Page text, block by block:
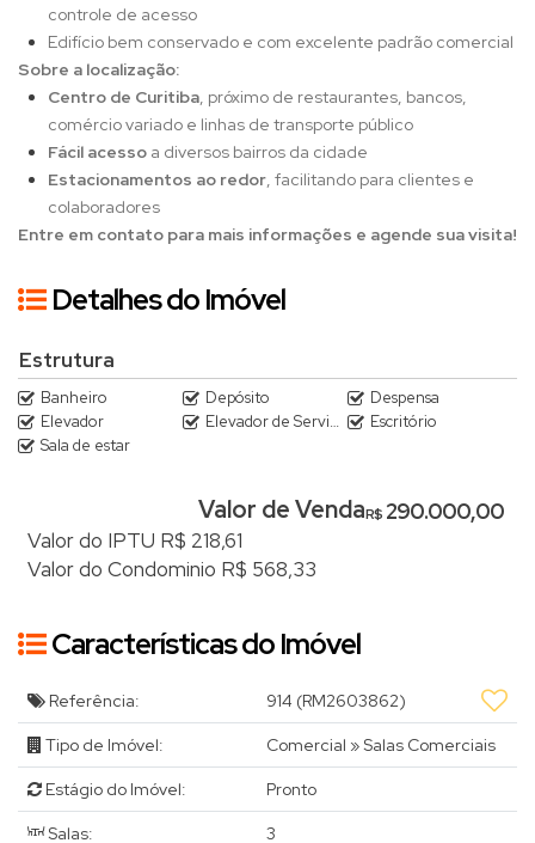
controle de acesso
Edifício bem conservado e com excelente padrão comercial
Sobre a localização:
Centro de Curitiba, próximo de restaurantes, bancos,
comércio variado e linhas de transporte público
Fácil acesso a diversos bairros da cidade
Estacionamentos ao redor, facilitando para clientes e
colaboradores
Entre em contato para mais informações e agende sua visita!
Detalhes do Imóvel
Estrutura
Banheiro Depósito
Despensa
Elevador
Elevador de Serviço
Escritório
Sala de estar
R$ 290.000,00
Valor de Venda
Valor do IPTU R$ 218,61
Valor do Condominio R$ 568,33
Características do Imóvel
Referência: 914 (RM2603862)
Tipo de Imóvel: Comercial »Salas Comerciais
Estágio do Imóvel: Pronto
Salas: 3